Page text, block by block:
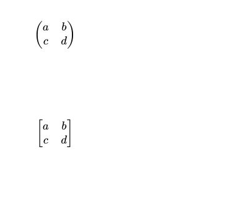
\begin{pmatrix} a & b \\ c & d
(a
c
b
d)
\begin{bmatrix} a & b \\ c & d
[a
c
b
d]